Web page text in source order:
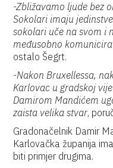
-Zbližavamo ljude bez
Sokolari imaju
sokolari uče na svom i
međusobno
ostalo Šegrt.
-Nakon Bruxellessa,
Karlovac u gradskoj
Damirom Mandićem
zaista velika stvar,
Gradonačelnik Damir
Karlovačka županija
biti primjer drugima.